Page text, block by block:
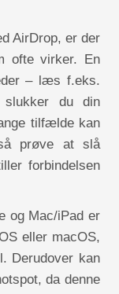
AirDrop, er der
ofte virker. En
– læs f.eks.
slukker du din
tilfælde kan
prøve at slå
forbindelsen
og Mac/iPad er
eller macOS,
Derudover kan
da denne